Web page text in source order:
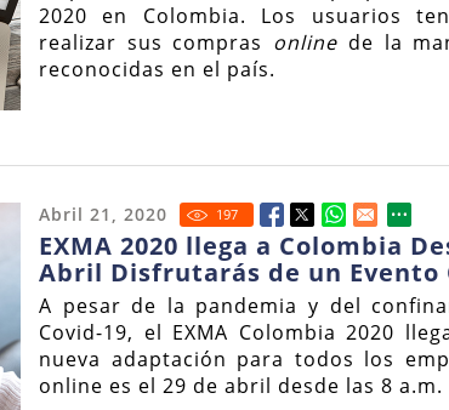
2020 en Colombia. Los usuarios
realizar sus compras online de la
reconocidas en el país.
Abril 21, 2020 197
EXMA 2020 llega a Colombia
Abril Disfrutarás de un
A pesar de la pandemia y del
Covid-19, el EXMA Colombia 2020
nueva adaptación para todos los
online es el 29 de abril desde las 8 a.m.